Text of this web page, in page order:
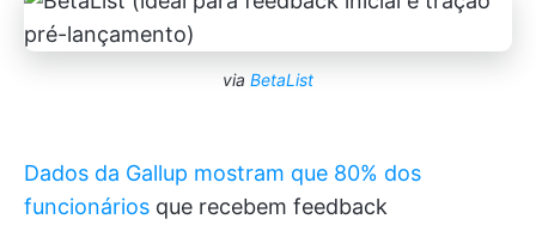
via BetaList
Dados da Gallup mostram que 80% dos
funcionários que recebem feedback